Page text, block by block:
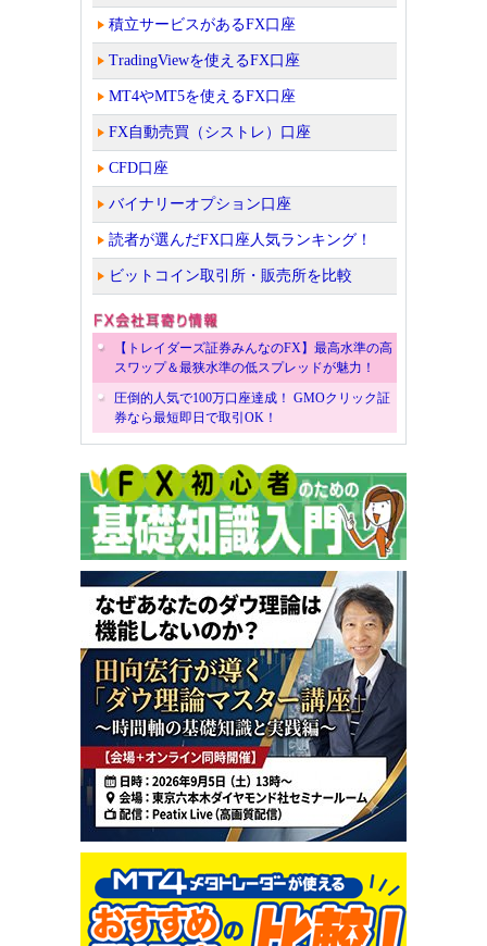
積立サービスがあるFX口座
TradingViewを使えるFX口座
MT4やMT5を使えるFX口座
FX自動売買（シストレ）口座
CFD口座
バイナリーオプション口座
読者が選んだFX口座人気ランキング！
ビットコイン取引所・販売所を比較
【トレイダーズ証券みんなのFX】最高水準の高
スワップ＆最狭水準の低スプレッドが魅力！
圧倒的人気で100万口座達成！ GMOクリック証
券なら最短即日で取引OK！